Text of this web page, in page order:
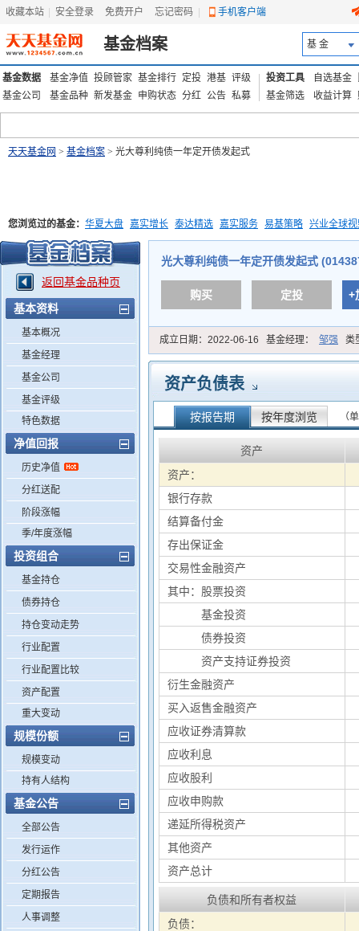
收藏本站 安全登录 免费开户 忘记密码 手机客户端
基金档案 基 金
基金数据 基金净值 投顾管家 基金排行 定投 港基 评级
基金公司
基金品种 新发基金 申购状态 分红 公告 私募
投资工具 自选基金
基金筛选
收益计算
天天基金网 > 基金档案 > 光大尊利纯债一年定开债发起式
您浏览过的基金： 华夏大盘 嘉实增长 泰达精选 嘉实服务 易基策略 兴业全球
添富优势 华安宏利 上证180价值ETF
返回基金品种页
基本资料
基本概况
基金经理
基金公司
基金评级
特色数据
净值回报
历史净值
分红送配
阶段涨幅
季/年度涨幅
投资组合
基金持仓
债券持仓
持仓变动走势
行业配置
行业配置比较
资产配置
重大变动
规模份额
规模变动
持有人结构
基金公告
全部公告
发行运作
分红公告
定期报告
人事调整
光大尊利纯债一年定开债发起式
购买 定投 +
成立日期： 2022-06-16 基金经理： 邹强 类
资产负债表
按报告期 按年度浏览 （
资产
资产：
银行存款
结算备付金
存出保证金
交易性金融资产
其中：股票投资
基金投资
债券投资
资产支持证券投资
衍生金融资产
买入返售金融资产
应收证券清算款
应收利息
应收股利
应收申购款
递延所得税资产
其他资产
资产总计
负债和所有者权益
负债：